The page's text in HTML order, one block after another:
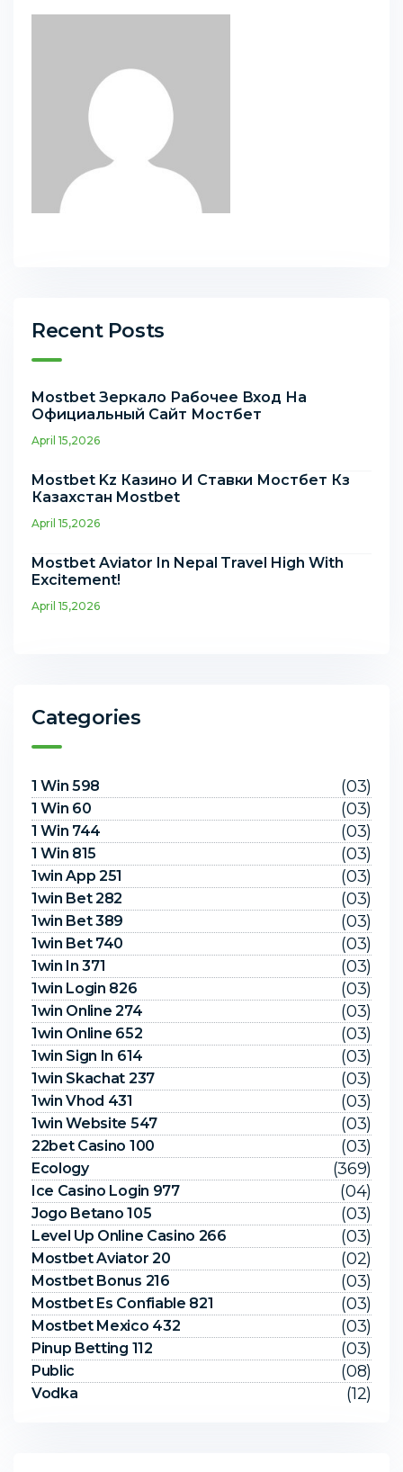
Recent Posts
Mostbet Зеркало Рабочее Вход На
Официальный Сайт Мостбет
April 15,2026
Mostbet Kz Казино И Ставки Мостбет Кз
Казахстан Mostbet
April 15,2026
Mostbet Aviator In Nepal Travel High With
Excitement!
April 15,2026
Categories
1 Win 598 (03)
1 Win 60 (03)
1 Win 744 (03)
1 Win 815 (03)
1win App 251 (03)
1win Bet 282 (03)
1win Bet 389 (03)
1win Bet 740 (03)
1win In 371 (03)
1win Login 826 (03)
1win Online 274 (03)
1win Online 652 (03)
1win Sign In 614 (03)
1win Skachat 237 (03)
1win Vhod 431 (03)
1win Website 547 (03)
22bet Casino 100 (03)
Ecology (369)
Ice Casino Login 977 (04)
Jogo Betano 105 (03)
Level Up Online Casino 266 (03)
Mostbet Aviator 20 (02)
Mostbet Bonus 216 (03)
Mostbet Es Confiable 821 (03)
Mostbet Mexico 432 (03)
Pinup Betting 112 (03)
Public (08)
Vodka (12)